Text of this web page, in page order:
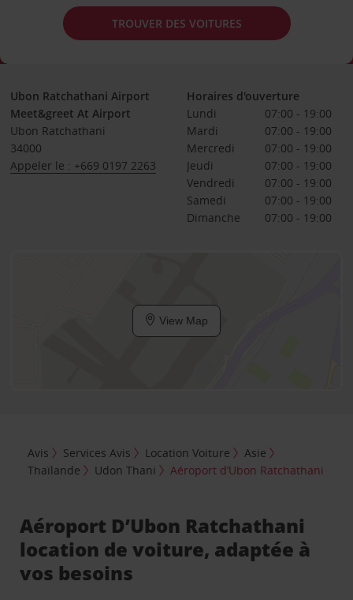
TROUVER DES VOITURES
Ubon Ratchathani Airport
Meet&greet At Airport
Ubon Ratchathani
34000
Appeler le : +669 0197 2263
Horaires d'ouverture
Lundi
07:00 - 19:00
Mardi
07:00 - 19:00
Mercredi
07:00 - 19:00
Jeudi
07:00 - 19:00
Vendredi
07:00 - 19:00
Samedi
07:00 - 19:00
Dimanche
07:00 - 19:00
View Map
Avis Services Avis Location Voiture
Asie
Thaïlande
Udon Thani Aéroport d’Ubon Ratchathani
Aéroport D’Ubon Ratchathani
location de voiture, adaptée à
vos besoins